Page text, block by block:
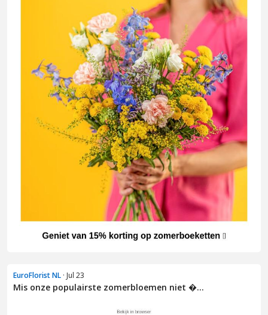
EuroFlorist NL · Jul 23
Mis onze populairste zomerbloemen niet �...